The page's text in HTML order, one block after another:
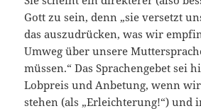
Gott zu sein, denn „sie versetzt
das auszudrücken, was wir
Umweg über unsere
müssen.“ Das Sprachengebet sei
Lobpreis und Anbetung, wenn
stehen (als „Erleichterung!“) und